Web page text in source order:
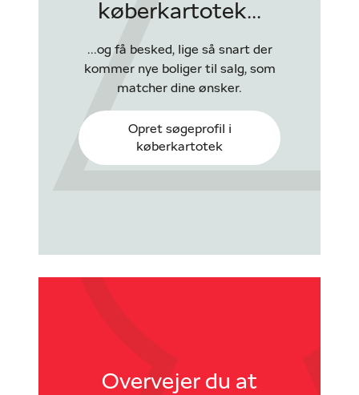
køberkartotek...
...og få besked, lige så snart der
kommer nye boliger til salg, som
matcher dine ønsker.
Opret søgeprofil i
køberkartotek
Overvejer du at